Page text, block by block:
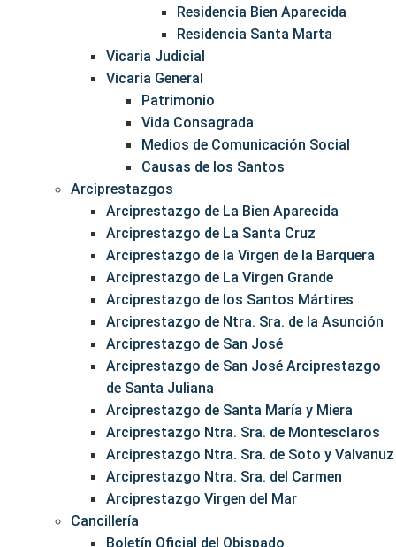
Residencia Bien Aparecida
Residencia Santa Marta
Vicaria Judicial
Vicaría General
Patrimonio
Vida Consagrada
Medios de Comunicación Social
Causas de los Santos
Arciprestazgos
Arciprestazgo de La Bien Aparecida
Arciprestazgo de La Santa Cruz
Arciprestazgo de la Virgen de la Barquera
Arciprestazgo de La Virgen Grande
Arciprestazgo de los Santos Mártires
Arciprestazgo de Ntra. Sra. de la Asunción
Arciprestazgo de San José
Arciprestazgo de San José Arciprestazgo
de Santa Juliana
Arciprestazgo de Santa María y Miera
Arciprestazgo Ntra. Sra. de Montesclaros
Arciprestazgo Ntra. Sra. de Soto y Valvanuz
Arciprestazgo Ntra. Sra. del Carmen
Arciprestazgo Virgen del Mar
Cancillería
Boletín Oficial del Obispado